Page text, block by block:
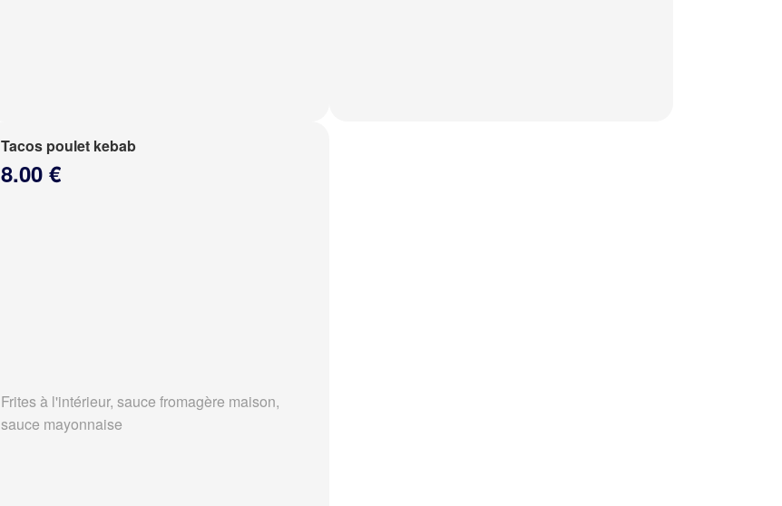
Tacos poulet kebab
8.00 €
Frites à l'intérieur, sauce fromagère maison,
sauce mayonnaise